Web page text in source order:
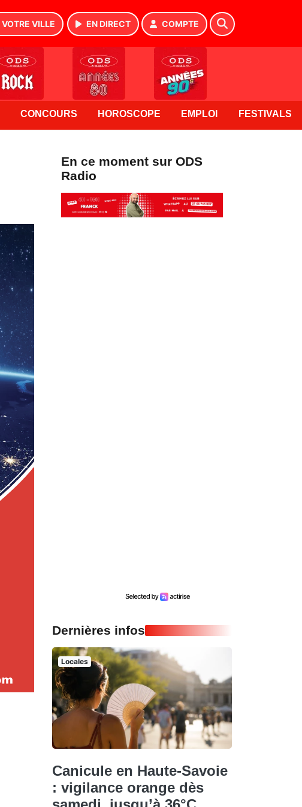
VOTRE VILLE EN DIRECT COMPTE
CONCOURS HOROSCOPE EMPLOI FESTIVALS
En ce moment sur ODS
Radio
Dernières infos
Locales
Canicule en Haute-Savoie
: vigilance orange dès